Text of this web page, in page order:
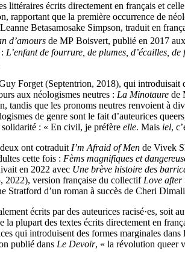
écrits directement en français et
que la première occurrence de
Betasamosake Simpson, traduit en
d’amours de MP Boisvert, publié en 2017
L’enfant de fourrure, de plumes, d’écailles,
Forget (Septentrion, 2018), qui introduisait
aux néologismes neutres : La Minotaure de
tandis que les pronoms neutres renvoient à
de genre sont le fait d’auteurices
: « En civil, je préfère elle. Mais iel,
ont cotraduit I’m Afraid of Men de Vivek
cette fois : Fèms magnifiques et
en 2022 avec Une brève histoire des
2022), version française du collectif Love after
Stratford d’un roman à succès de Cheri
écrits par des auteurices racisé·es, soit
plupart des textes écrits directement en
qui introduisent des formes marginales
publié dans Le Devoir, « la révolution queer